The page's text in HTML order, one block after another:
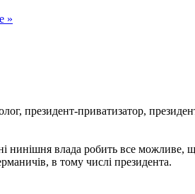
»
президент-приватизатор,
нинішня влада робить все
в тому числі президента.